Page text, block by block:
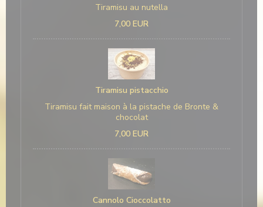
Tiramisu au nutella
7,00 EUR
Tiramisu pistacchio
Tiramisu fait maison à la pistache de Bronte &
chocolat
7,00 EUR
Cannolo Cioccolatto